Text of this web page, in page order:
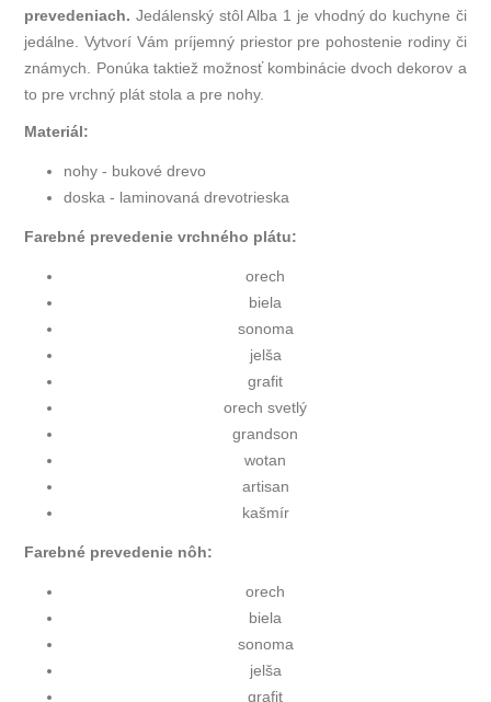
prevedeniach.Jedálenský stôl Alba 1 je vhodný do kuchyne či
jedálne. Vytvorí Vám príjemný priestor pre pohostenie rodiny či
známych. Ponúka taktiež možnosť kombinácie dvoch dekorov a
to pre vrchný plát stola a pre nohy.
Materiál:
nohy - bukové drevo
doska - laminovaná drevotrieska
Farebné prevedenie vrchného plátu:
orech
biela
sonoma
jelša
grafit
orech svetlý
grandson
wotan
artisan
kašmír
Farebné prevedenie nôh:
orech
biela
sonoma
jelša
grafit